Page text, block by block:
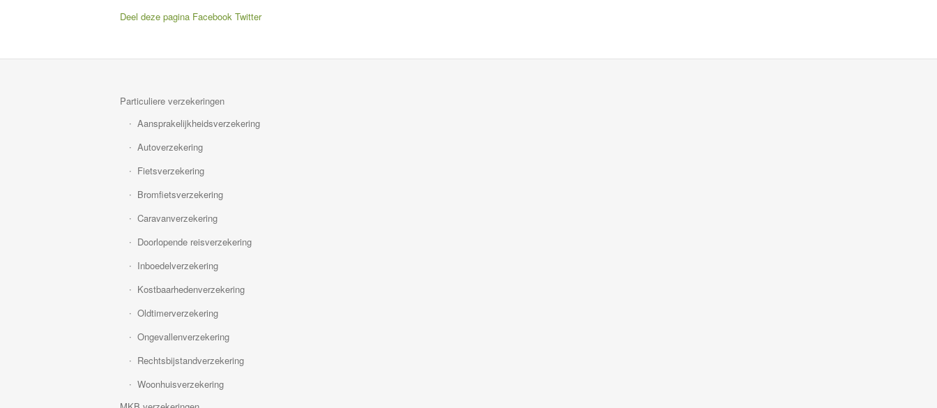
Deel deze pagina Facebook Twitter
Particuliere verzekeringen
Aansprakelijkheidsverzekering
Autoverzekering
Fietsverzekering
Bromfietsverzekering
Caravanverzekering
Doorlopende reisverzekering
Inboedelverzekering
Kostbaarhedenverzekering
Oldtimerverzekering
Ongevallenverzekering
Rechtsbijstandverzekering
Woonhuisverzekering